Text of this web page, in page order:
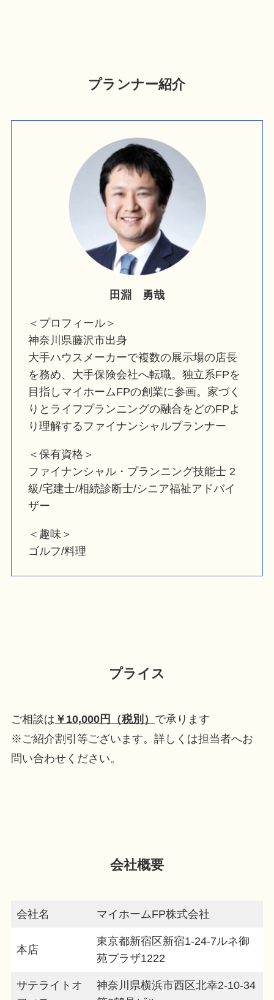
プランナー紹介
田淵 勇哉
＜プロフィール＞
神奈川県藤沢市出身
大手ハウスメーカーで複数の展示場の店長
を務め、大手保険会社へ転職。独立系FPを
目指しマイホームFPの創業に参画。家づく
りとライフプランニングの融合をどのFPよ
り理解するファイナンシャルプランナー
＜保有資格＞
ファイナンシャル・プランニング技能士 2
級/宅建士/相続診断士/シニア福祉アドバイ
ザー
＜趣味＞
ゴルフ/料理
プライス
ご相談は ￥10,000円（税別） で承ります
※ご紹介割引等ございます。詳しくは担当者へお
問い合わせください。
会社概要
会社名 マイホームFP株式会社
本店
東京都新宿区新宿1-24-7ルネ御
苑プラザ1222
サテライトオ
神奈川県横浜市西区北幸2-10-34